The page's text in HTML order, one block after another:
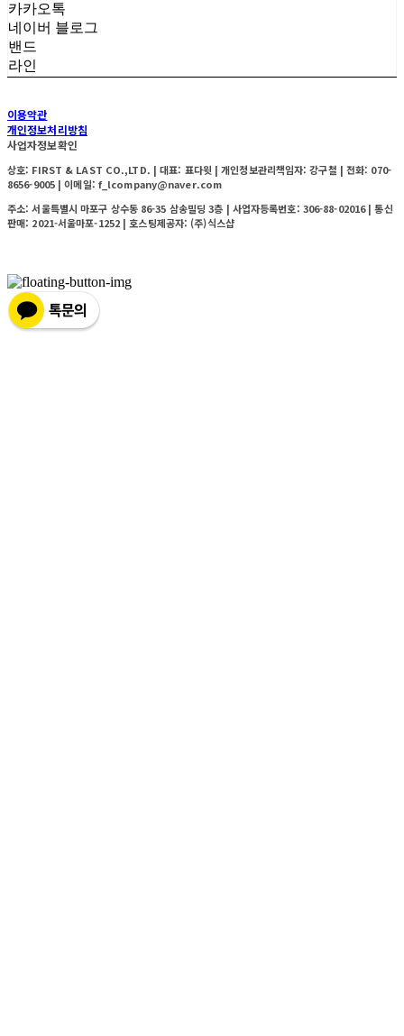
카카오톡
네이버 블로그
밴드
라인
이용약관
개인정보처리방침
사업자정보확인
상호: FIRST & LAST CO.,LTD. | 대표: 표다윗 | 개인정보관리책임자: 강구철 | 전화: 070-
8656-9005 | 이메일: f_lcompany@naver.com
주소: 서울특별시 마포구 상수동 86-35 삼송빌딩 3층 | 사업자등록번호: 306-88-02016| 통신
판매: 2021-서울마포-1252 | 호스팅제공자: (주)식스샵